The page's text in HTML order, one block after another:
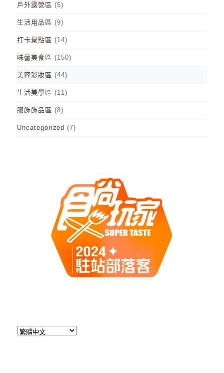
戶外露營區 (5)
生活用品區 (9)
打卡景點區 (14)
味蕾美食區 (150)
美容彩妝區 (44)
生活美學區 (11)
服飾飾品區 (8)
Uncategorized (7)